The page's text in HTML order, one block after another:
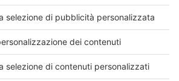
la giornata nazionale
una malattia rara che colpisce
in Italia attorno alla quale Dr. S...